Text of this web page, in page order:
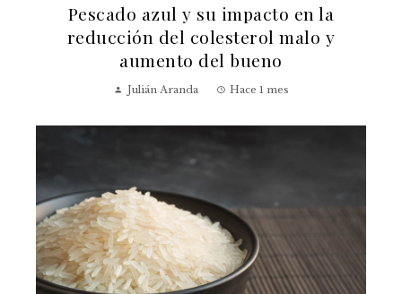
Pescado azul y su impacto en la
reducción del colesterol malo y
aumento del bueno
Julián Aranda Hace 1 mes